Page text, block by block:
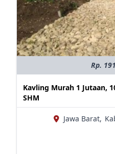
Rp.
Kavling Murah 1 Jutaan,
SHM
Jawa Barat,